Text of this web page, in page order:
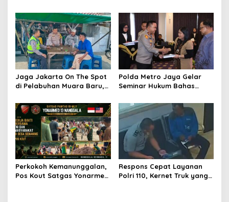
Kawasan Pelabuhan,
Situasi Berlangsung Aman
dan Kondusif
Jaga Jakarta On The Spot
di Pelabuhan Muara Baru,
Priok Perkuat Sinergi
Kamtibmas Bersama
Masyarakat
Polda Metro Jaya Gelar
Seminar Hukum Bahas
Praperadilan dalam KUHAP
Baru
Perkokoh Kemanunggalan,
Pos Kout Satgas Yonarmed
Respons Cepat Layanan
Polri 110, Kernet Truk yang